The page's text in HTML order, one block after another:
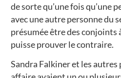
de sorte qu’une fois qu’une
avec une autre personne du
présumée être des conjoints
puisse prouver le contraire.
Sandra Falkiner et les